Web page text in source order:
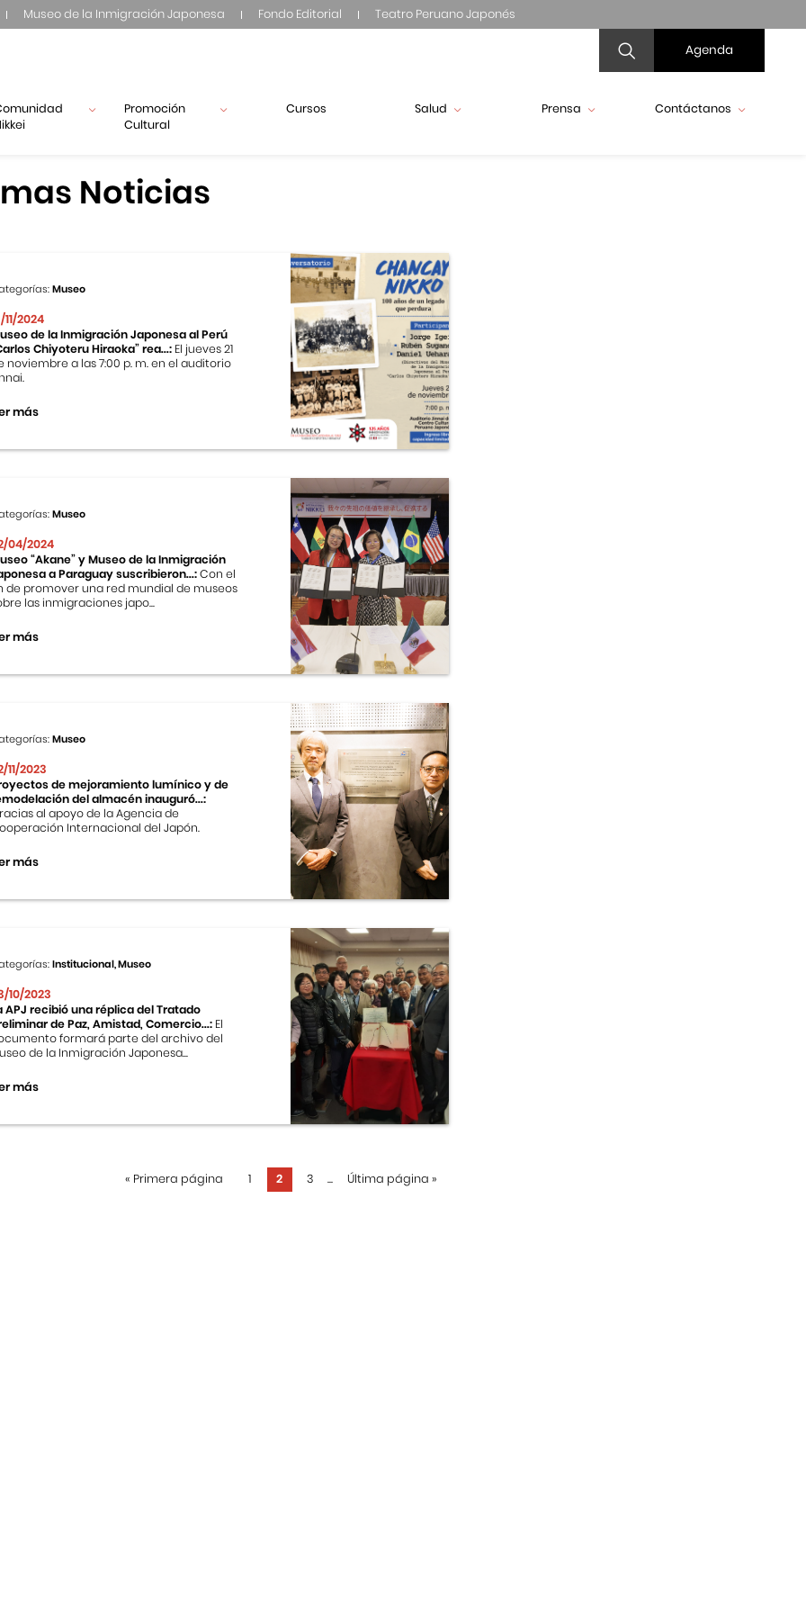
Museo de la Inmigración Japonesa Fondo Editorial Teatro Peruano Japonés
Agenda
Promoción
Cultural
Cursos Salud Prensa Contáctanos
Noticias
Museo
11/2024
de la Inmigración Japonesa al Perú
Chiyoteru Hiraoka” rea...: El jueves 21
noviembre a las 7:00 p. m. en el auditorio
más
Museo
04/2024
“Akane” y Museo de la Inmigración
a Paraguay suscribieron...:Con el
de promover una red mundial de museos
las inmigraciones japo...
más
Museo
11/2023
de mejoramiento lumínico y de
del almacén inauguró...:
al apoyo de la Agencia de
Internacional del Japón.
más
Institucional, Museo
10/2023
APJ recibió una réplica del Tratado
de Paz, Amistad, Comercio...: El
formará parte del archivo del
de la Inmigración Japonesa...
más
« Primera página 1 2 3 ... Última página »